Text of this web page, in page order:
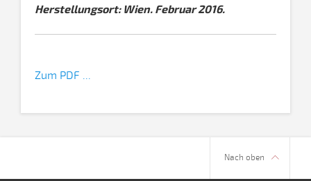
Herstellungsort:Wien. Februar 2016.
Zum PDF ...
Nach oben